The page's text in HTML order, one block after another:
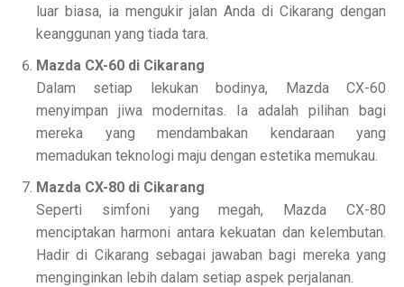
luar biasa, ia mengukir jalan Anda di Cikarang dengan
keanggunan yang tiada tara.
Mazda CX-60 di Cikarang
Dalam setiap lekukan bodinya, Mazda CX-60
menyimpan jiwa modernitas. Ia adalah pilihan bagi
mereka yang mendambakan kendaraan yang
memadukan teknologi maju dengan estetika memukau.
Mazda CX-80 di Cikarang
Seperti simfoni yang megah, Mazda CX-80
menciptakan harmoni antara kekuatan dan kelembutan.
Hadir di Cikarang sebagai jawaban bagi mereka yang
menginginkan lebih dalam setiap aspek perjalanan.